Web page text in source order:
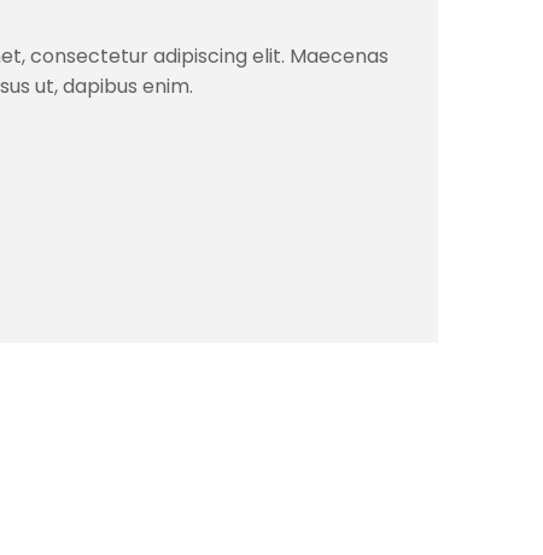
consectetur adipiscing elit. Maecenas
ut, dapibus enim.